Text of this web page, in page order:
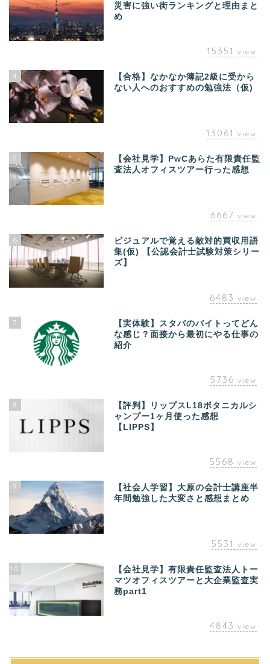
災害に強い街ランキングと理由まと
め
15351 view
4
【合格】なかなか簿記2級に受から
ない人へのおすすめの勉強法（仮)
13061 view
5
【会社見学】PwCあらた有限責任監
査法人オフィスツアー行った感想
6667 view
6
ビジュアルで覚える敵対的買収用語
集(仮) 【公認会計士試験対策シリー
ズ】
6483 view
7
【実体験】スタバのバイトってどん
な感じ？面接から最初にやる仕事の
紹介
5736 view
8
【評判】リップスL18ボタニカルシ
ャンプー1ヶ月使った感想
【LIPPS】
5568 view
9
【社会人学習】大原の会計士講座半
年間勉強した大変さと感想まとめ
5531 view
10
【会社見学】有限責任監査法人トー
マツオフィスツアーと大企業監査実
務part1
4843 view